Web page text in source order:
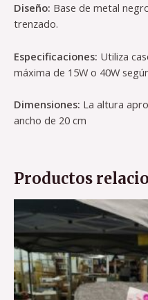
Diseño: Base de metal
trenzado.
Especificaciones: Utiliza
máxima de 15W o 40W
Dimensiones: La altura
ancho de 20 cm
Productos